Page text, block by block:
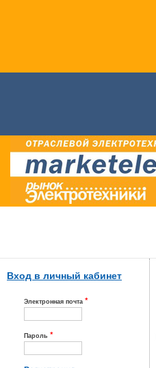
Вход в личный кабинет
Электронная почта *
Пароль *